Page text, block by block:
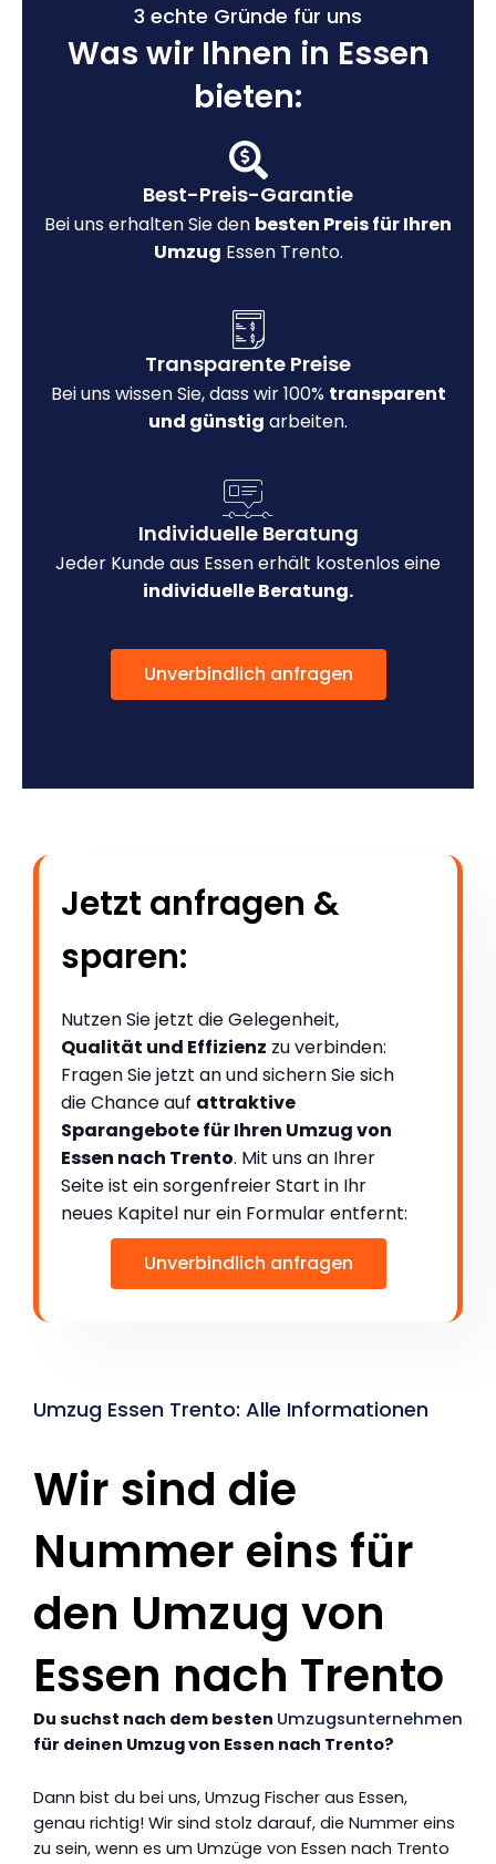
3 echte Gründe für uns
Was wir Ihnen in Essen
bieten:
Best-Preis-Garantie
Bei uns erhalten Sie den besten Preis für Ihren
Umzug Essen Trento.
Transparente Preise
Bei uns wissen Sie, dass wir 100% transparent
und günstig arbeiten.
Individuelle Beratung
Jeder Kunde aus Essen erhält kostenlos eine
individuelle Beratung.
Unverbindlich anfragen
Jetzt anfragen &
sparen:
Nutzen Sie jetzt die Gelegenheit,
Qualität und Effizienz zu verbinden:
Fragen Sie jetzt an und sichern Sie sich
die Chance auf attraktive
Sparangebote für Ihren Umzug von
Essen nach Trento. Mit uns an Ihrer
Seite ist ein sorgenfreier Start in Ihr
neues Kapitel nur ein Formular entfernt:
Unverbindlich anfragen
Umzug Essen Trento: Alle Informationen
Wir sind die
Nummer eins für
den Umzug von
Essen nach Trento
Du suchst nach dem besten Umzugsunternehmen
für deinen Umzug von Essen nach Trento?
Dann bist du bei uns, Umzug Fischer aus Essen,
genau richtig! Wir sind stolz darauf, die Nummer eins
zu sein, wenn es um Umzüge von Essen nach Trento